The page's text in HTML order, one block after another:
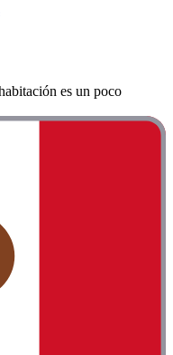
es un poco